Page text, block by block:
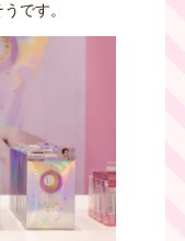
です。